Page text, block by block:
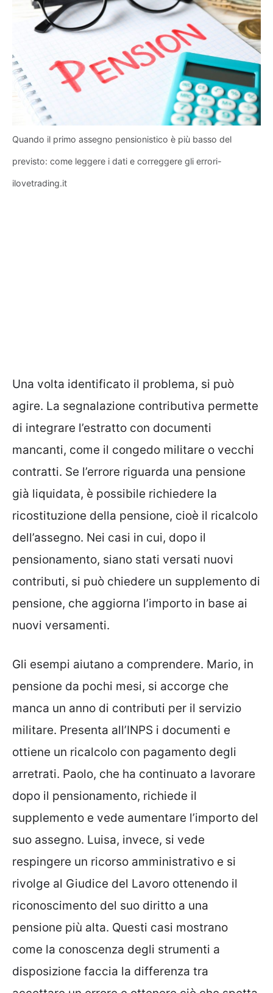
Quando il primo assegno pensionistico è più basso del
previsto: come leggere i dati e correggere gli errori-
ilovetrading.it
Una volta identificato il problema, si può
agire. La segnalazione contributiva permette
di integrare l’estratto con documenti
mancanti, come il congedo militare o vecchi
contratti. Se l’errore riguarda una pensione
già liquidata, è possibile richiedere la
ricostituzione della pensione, cioè il ricalcolo
dell’assegno. Nei casi in cui, dopo il
pensionamento, siano stati versati nuovi
contributi, si può chiedere un supplemento di
pensione, che aggiorna l’importo in base ai
nuovi versamenti.
Gli esempi aiutano a comprendere. Mario, in
pensione da pochi mesi, si accorge che
manca un anno di contributi per il servizio
militare. Presenta all’INPS i documenti e
ottiene un ricalcolo con pagamento degli
arretrati. Paolo, che ha continuato a lavorare
dopo il pensionamento, richiede il
supplemento e vede aumentare l’importo del
suo assegno. Luisa, invece, si vede
respingere un ricorso amministrativo e si
rivolge al Giudice del Lavoro ottenendo il
riconoscimento del suo diritto a una
pensione più alta. Questi casi mostrano
come la conoscenza degli strumenti a
disposizione faccia la differenza tra